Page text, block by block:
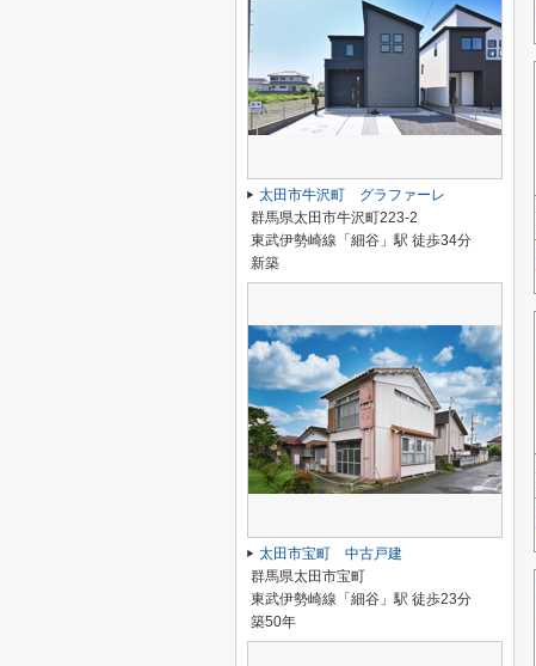
太田市牛沢町 グラファーレ
群馬県太田市牛沢町223-2
東武伊勢崎線「細谷」駅 徒歩34分
新築
太田市宝町 中古戸建
群馬県太田市宝町
東武伊勢崎線「細谷」駅 徒歩23分
築50年